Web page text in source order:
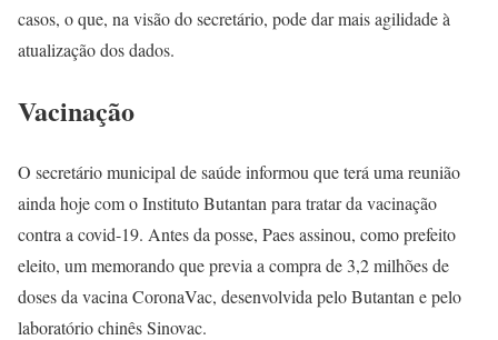
casos, o que, na visão do secretário, pode dar mais agilidade à
atualização dos dados.
Vacinação
O secretário municipal de saúde informou que terá uma reunião
ainda hoje com o Instituto Butantan para tratar da vacinação
contra a covid-19. Antes da posse, Paes assinou, como prefeito
eleito, um memorando que previa a compra de 3,2 milhões de
doses da vacina CoronaVac, desenvolvida pelo Butantan e pelo
laboratório chinês Sinovac.